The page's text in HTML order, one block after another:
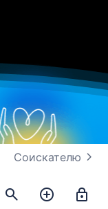
Соискателю